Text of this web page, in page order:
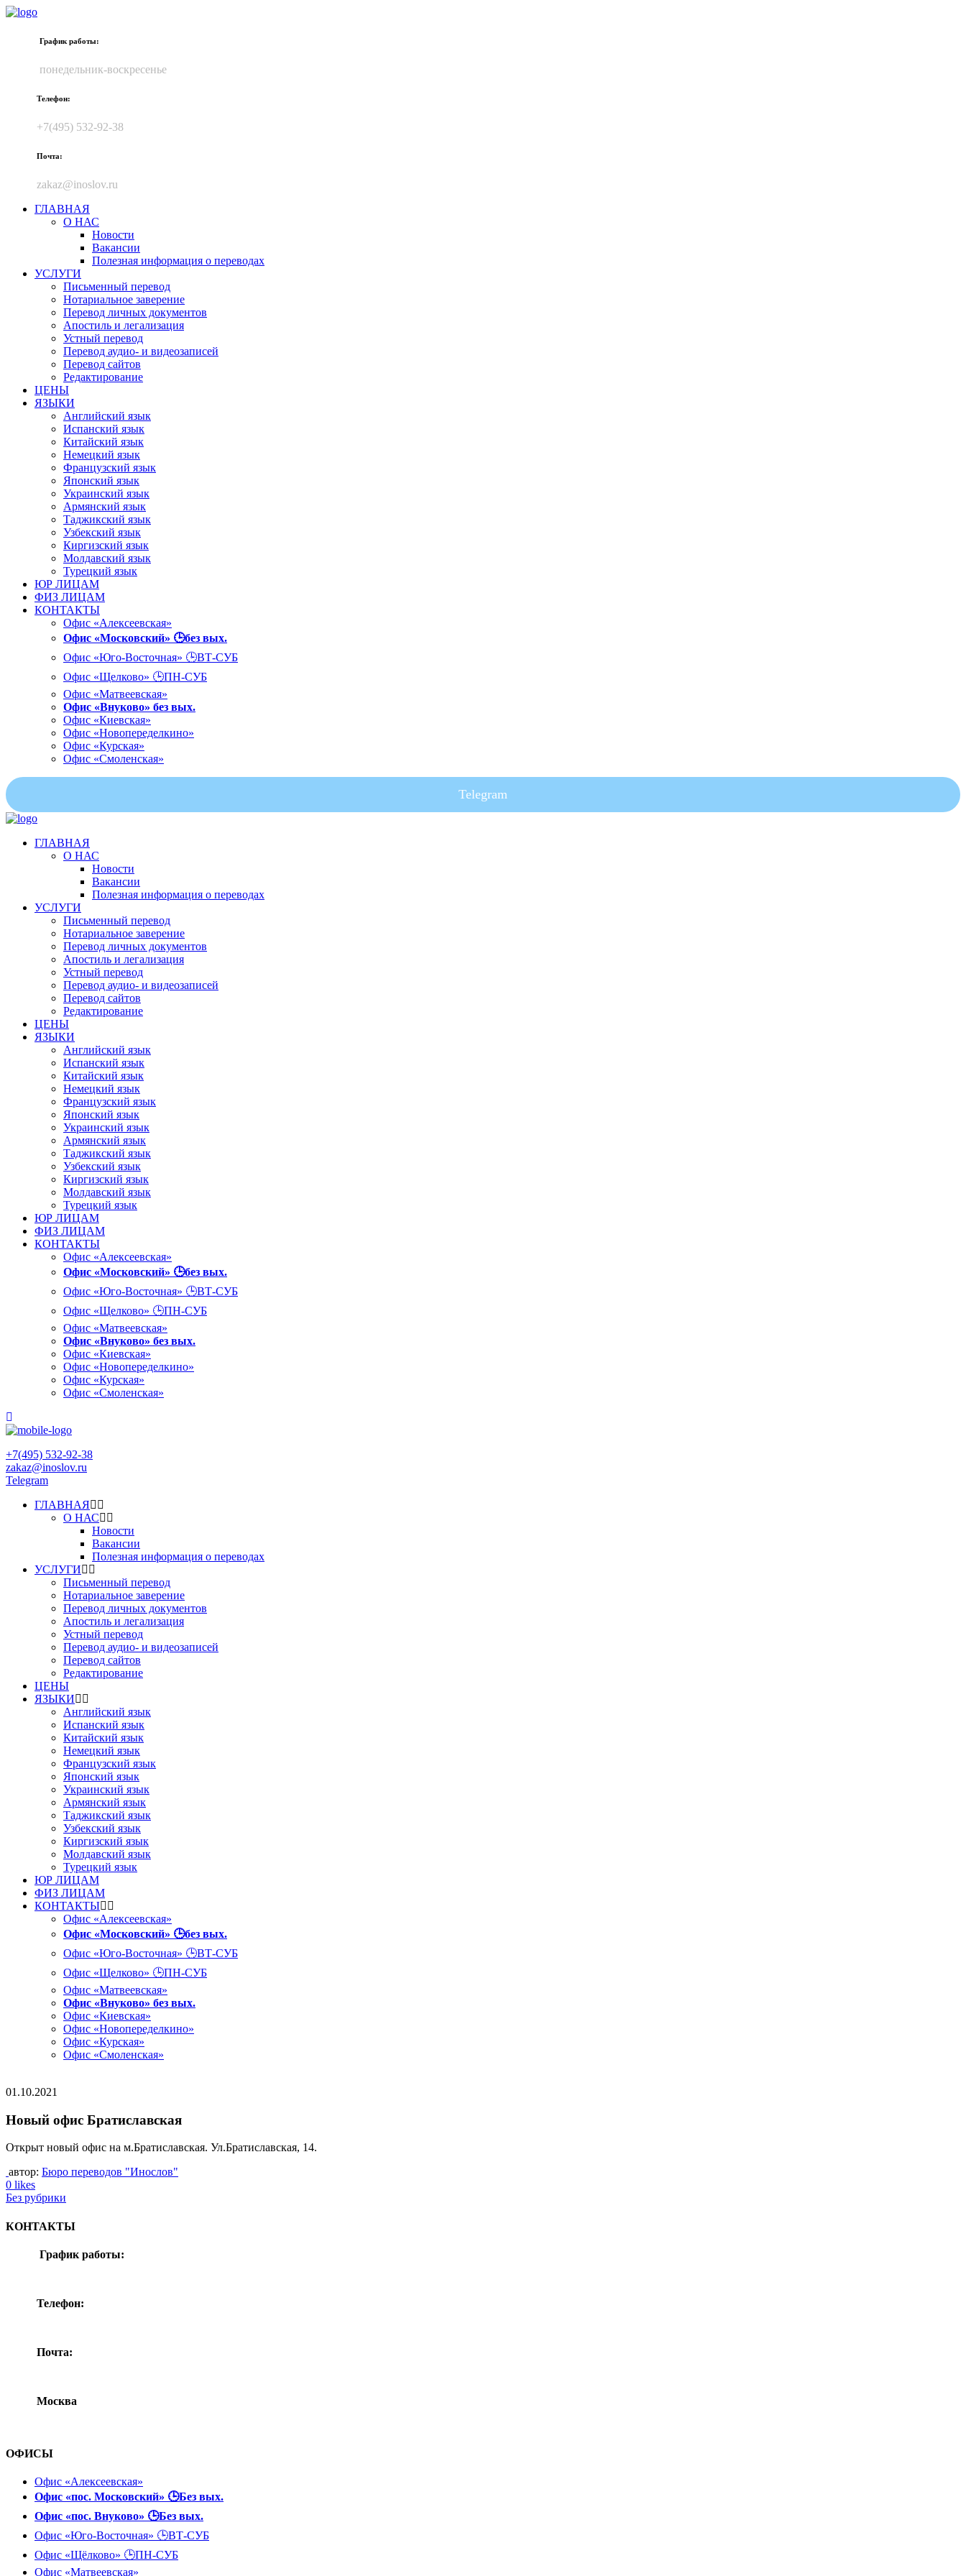
График работы:
понедельник-воскресенье
Телефон:
+7(495) 532-92-38
Почта:
zakaz@inoslov.ru
ГЛАВНАЯ
О НАС
Новости
Вакансии
Полезная информация о переводах
УСЛУГИ
Письменный перевод
Нотариальное заверение
Перевод личных документов
Апостиль и легализация
Устный перевод
Перевод аудио- и видеозаписей
Перевод сайтов
Редактирование
ЦЕНЫ
ЯЗЫКИ
Английский язык
Испанский язык
Китайский язык
Немецкий язык
Французский язык
Японский язык
Украинский язык
Армянский язык
Таджикский язык
Узбекский язык
Киргизский язык
Молдавский язык
Турецкий язык
ЮР ЛИЦАМ
ФИЗ ЛИЦАМ
КОНТАКТЫ
Офис «Алексеевская»
Офис «Московский» 🕒без вых.
Офис «Юго-Восточная» 🕒ВТ-СУБ
Офис «Щелково» 🕒ПН-СУБ
Офис «Матвеевская»
Офис «Внуково» без вых.
Офис «Киевская»
Офис «Новопеределкино»
Офис «Курская»
Офис «Смоленская»
Telegram
ГЛАВНАЯ
О НАС
Новости
Вакансии
Полезная информация о переводах
УСЛУГИ
Письменный перевод
Нотариальное заверение
Перевод личных документов
Апостиль и легализация
Устный перевод
Перевод аудио- и видеозаписей
Перевод сайтов
Редактирование
ЦЕНЫ
ЯЗЫКИ
Английский язык
Испанский язык
Китайский язык
Немецкий язык
Французский язык
Японский язык
Украинский язык
Армянский язык
Таджикский язык
Узбекский язык
Киргизский язык
Молдавский язык
Турецкий язык
ЮР ЛИЦАМ
ФИЗ ЛИЦАМ
КОНТАКТЫ
Офис «Алексеевская»
Офис «Московский» 🕒без вых.
Офис «Юго-Восточная» 🕒ВТ-СУБ
Офис «Щелково» 🕒ПН-СУБ
Офис «Матвеевская»
Офис «Внуково» без вых.
Офис «Киевская»
Офис «Новопеределкино»
Офис «Курская»
Офис «Смоленская»
+7(495) 532-92-38
zakaz@inoslov.ru
Telegram
ГЛАВНАЯ
О НАС
Новости
Вакансии
Полезная информация о переводах
УСЛУГИ
Письменный перевод
Нотариальное заверение
Перевод личных документов
Апостиль и легализация
Устный перевод
Перевод аудио- и видеозаписей
Перевод сайтов
Редактирование
ЦЕНЫ
ЯЗЫКИ
Английский язык
Испанский язык
Китайский язык
Немецкий язык
Французский язык
Японский язык
Украинский язык
Армянский язык
Таджикский язык
Узбекский язык
Киргизский язык
Молдавский язык
Турецкий язык
ЮР ЛИЦАМ
ФИЗ ЛИЦАМ
КОНТАКТЫ
Офис «Алексеевская»
Офис «Московский» 🕒без вых.
Офис «Юго-Восточная» 🕒ВТ-СУБ
Офис «Щелково» 🕒ПН-СУБ
Офис «Матвеевская»
Офис «Внуково» без вых.
Офис «Киевская»
Офис «Новопеределкино»
Офис «Курская»
Офис «Смоленская»
01.10.2021
Новый офис Братиславская
Открыт новый офис на м.Братиславская. Ул.Братиславская, 14.
автор: Бюро переводов "Инослов"
0 likes
Без рубрики
КОНТАКТЫ
График работы:
Телефон:
Почта:
Москва
ОФИСЫ
Офис «Алексеевская»
Офис «пос. Московский» 🕒Без вых.
Офис «пос. Внуково» 🕒Без вых.
Офис «Юго-Восточная» 🕒ВТ-СУБ
Офис «Щёлково» 🕒ПН-СУБ
Офис «Матвеевская»